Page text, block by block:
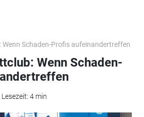
Schaden-Profis aufeinandertreffen
Wenn Schaden-
4 min